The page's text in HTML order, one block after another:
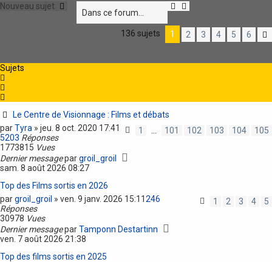
Nouveau sujet
R
c
e
c
h
e
c
v
c
136 sujets 1 2 3 4 5 6
Sujets
Le Centre de Visionnage : Films et débats
parTyra » jeu. 8 oct. 2020 17:41 1 … 101 102 103 104 105
5203 Réponses
1773815 Vues
Dernier messagepargroil_groil
sam. 8 août 2026 08:27
Top des Films sortis en 2026
pargroil_groil » ven. 9 janv. 2026 15:11 1 2 3 4 5
246
Réponses
30978 Vues
Dernier messageparTamponn Destartinn
ven. 7 août 2026 21:38
Top des films sortis en 2025